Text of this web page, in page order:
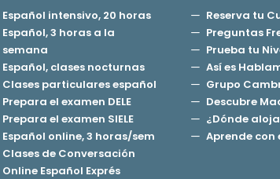
Español intensivo, 20 horas
Español, 3 horas a la
semana
Español, clases nocturnas
Clases particulares español
Prepara el examen DELE
Prepara el examen SIELE
Español online, 3 horas/sem
Clases de Conversación
Online Español Exprés
Reserva tu
Preguntas
Prueba tu
Así es
Grupo
Descubre
¿Dónde
Aprende con